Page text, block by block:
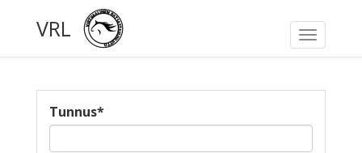
Toggle
VRL
Tunnus*